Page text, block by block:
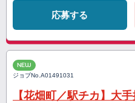
応募する
NEW
ジョブNo.A01491031
【花畑町／駅チカ】大